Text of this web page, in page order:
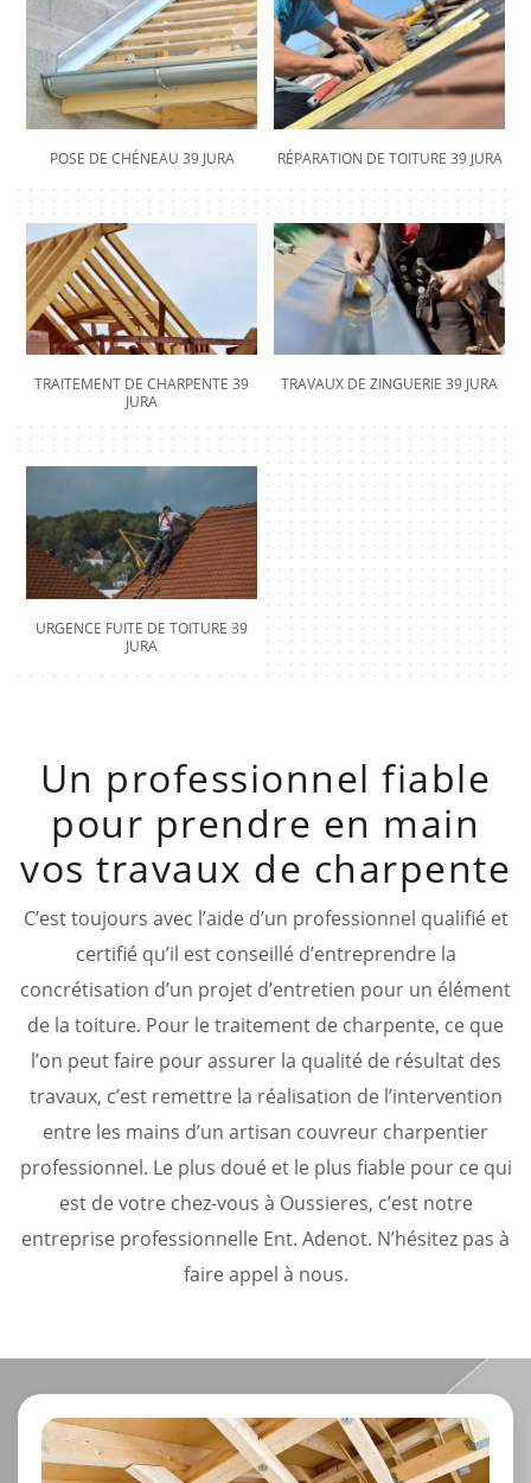
POSE DE CHÉNEAU 39 JURA RÉPARATION DE TOITURE 39 JURA
TRAITEMENT DE CHARPENTE 39
JURA
TRAVAUX DE ZINGUERIE 39 JURA
URGENCE FUITE DE TOITURE 39
JURA
Un professionnel fiable
pour prendre en main
vos travaux de charpente
C’est toujours avec l’aide d’un professionnel qualifié et
certifié qu’il est conseillé d’entreprendre la
concrétisation d’un projet d’entretien pour un élément
de la toiture. Pour le traitement de charpente, ce que
l’on peut faire pour assurer la qualité de résultat des
travaux, c’est remettre la réalisation de l’intervention
entre les mains d’un artisan couvreur charpentier
professionnel. Le plus doué et le plus fiable pour ce qui
est de votre chez-vous à Oussieres, c’est notre
entreprise professionnelle Ent. Adenot. N’hésitez pas à
faire appel à nous.